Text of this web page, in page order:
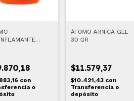
con
o
ÁTOMO ARNICA GEL
30 GR
$11.579,37
$10.421,43 con
Transferencia o
depósito